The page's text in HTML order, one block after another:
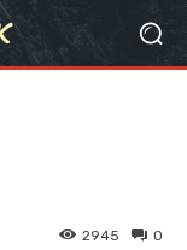
0
2945